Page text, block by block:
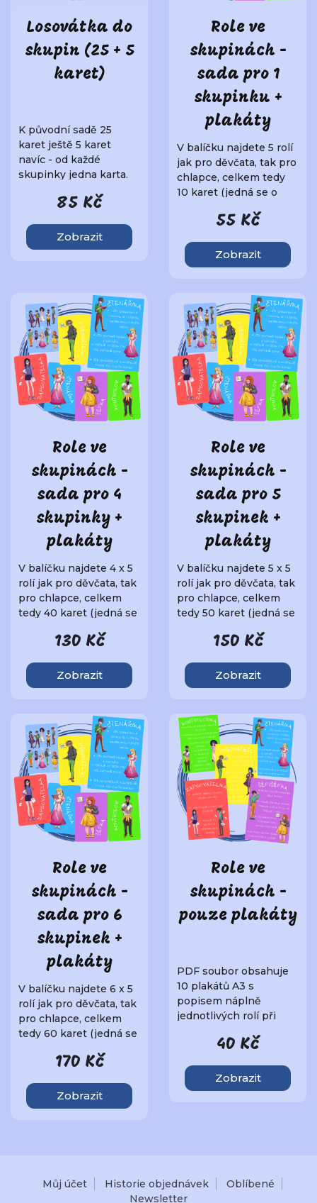
Losovátka do
skupin (25 + 5
karet)
K původní sadě 25
karet ještě 5 karet
navíc - od každé
skupinky jedna karta.
85 Kč
Zobrazit
Role ve
skupinách -
sada pro 1
skupinku +
plakáty
V balíčku najdete 5 rolí
jak pro děvčata, tak pro
chlapce, celkem tedy
10 karet (jedná se o
55 Kč
Zobrazit
Role ve
skupinách -
sada pro 4
skupinky +
plakáty
V balíčku najdete 4 x 5
rolí jak pro děvčata, tak
pro chlapce, celkem
tedy 40 karet (jedná se
130 Kč
Zobrazit
Role ve
skupinách -
sada pro 5
skupinek +
plakáty
V balíčku najdete 5 x 5
rolí jak pro děvčata, tak
pro chlapce, celkem
tedy 50 karet (jedná se
150 Kč
Zobrazit
Role ve
skupinách -
sada pro 6
skupinek +
plakáty
V balíčku najdete 6 x 5
rolí jak pro děvčata, tak
pro chlapce, celkem
tedy 60 karet (jedná se
170 Kč
Zobrazit
Role ve
skupinách -
pouze plakáty
PDF soubor obsahuje
10 plakátů A3 s
popisem náplně
jednotlivých rolí při
vhodné..40 Kč
Zobrazit
Můj účet Historie objednávek
Oblíbené
Newsletter